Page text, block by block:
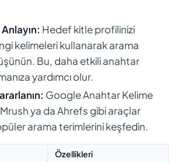
Hedef kitle profilinizi
kelimeleri kullanarak arama
Bu, daha etkili anahtar
yardımcı olur.
Google Anahtar Kelime
ya da Ahrefs gibi araçlar
arama terimlerini keşfedin.
Özellikleri